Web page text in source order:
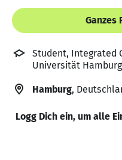
Ganzes
Student, Integrated
Universität Hamburg
Hamburg,
Logg Dich ein, um alle